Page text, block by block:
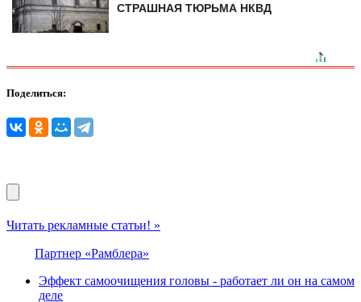
СТРАШНАЯ ТЮРЬМА НКВД
Поделиться:
Читать рекламные статьи! »
Партнер «Рамблера»
Эффект самоочищения головы - работает ли он на самом
деле